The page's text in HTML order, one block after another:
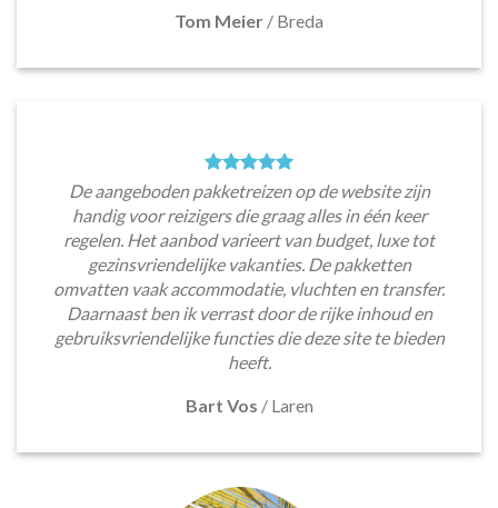
Tom Meier / Breda
De aangeboden pakketreizen op de website zijn
handig voor reizigers die graag alles in één keer
regelen. Het aanbod varieert van budget, luxe tot
gezinsvriendelijke vakanties. De pakketten
omvatten vaak accommodatie, vluchten en transfer.
Daarnaast ben ik verrast door de rijke inhoud en
gebruiksvriendelijke functies die deze site te bieden
heeft.
Bart Vos / Laren